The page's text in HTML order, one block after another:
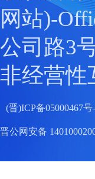
网站)-
公司路3
非经营性
(晋)ICP备05000467号
晋公网安备